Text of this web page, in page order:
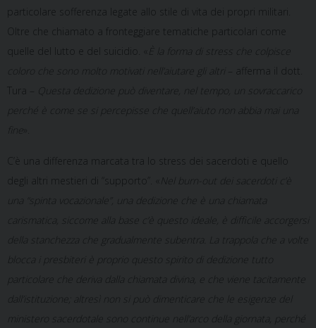
particolare sofferenza legate allo stile di vita dei propri militari.
Oltre che chiamato a fronteggiare tematiche particolari come
quelle del lutto e del suicidio. «
– afferma il dott.
Tura –
Questa dedizione può diventare, nel tempo, un sovraccarico
C’è una differenza marcata tra lo stress dei sacerdoti e quello
degli altri mestieri di “supporto”. «
Nel burn-out dei sacerdoti c’è
una “spinta vocazionale”, una dedizione che è una chiamata
della stanchezza che gradualmente subentra. La trappola che a volte
blocca i presbiteri è proprio questo spirito di dedizione tutto
dall’istituzione; altresì non si può dimenticare che le esigenze del